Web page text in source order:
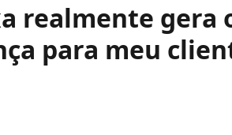
realmente gera
para meu